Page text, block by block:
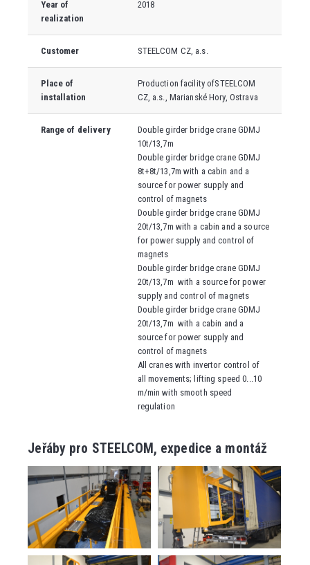
Year of
realization
2018
Customer STEELCOM CZ, a.s.
Place of
installation
Production facility ofSTEELCOM
CZ, a.s., Marianské Hory, Ostrava
Range of delivery
Double girder bridge crane GDMJ
10t/13,7m
Double girder bridge crane GDMJ
8t+8t/13,7m with a cabin and a
source for power supply and
control of magnets
Double girder bridge crane GDMJ
20t/13,7m with a cabin and a source
for power supply and control of
magnets
Double girder bridge crane GDMJ
20t/13,7m with a source for power
supply and control of magnets
Double girder bridge crane GDMJ
20t/13,7m with a cabin and a
source for power supply and
control of magnets
All cranes with invertor control of
all movements; lifting speed 0...10
m/min with smooth speed
regulation
Jeřáby pro STEELCOM, expedice a montáž